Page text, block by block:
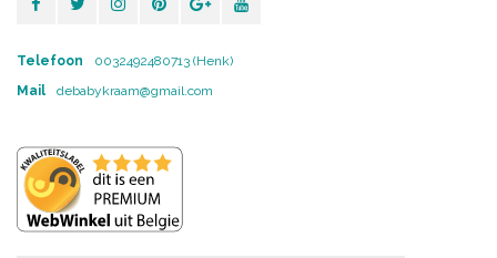
Telefoon
0032492480713 (Henk)
Mail
debabykraam@gmail.com